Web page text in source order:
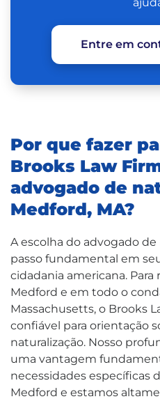
Entre em
Por que fazer
Brooks Law
advogado de
Medford, MA?
A escolha do advogado
passo fundamental em
cidadania americana.
Medford e em todo o
Massachusetts, o Brooks
confiável para orientação
naturalização. Nosso
uma vantagem
necessidades específicas
Medford e estamos